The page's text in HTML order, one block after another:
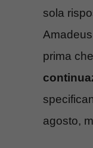
sola
prima
agosto,